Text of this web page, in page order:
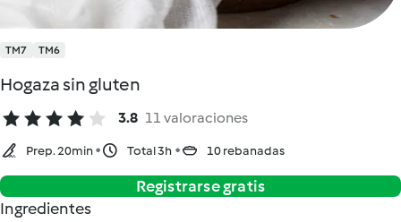
TM7 TM6
Hogaza sin gluten
3.8 11 valoraciones
Prep. 20min Total 3h 10 rebanadas
Registrarse gratis
Ingredientes